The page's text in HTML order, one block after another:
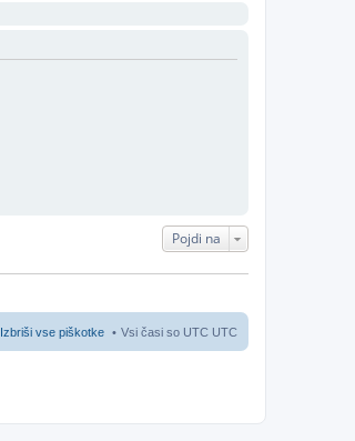
Pojdi na
Vsi časi so UTC UTC
Izbriši vse piškotke